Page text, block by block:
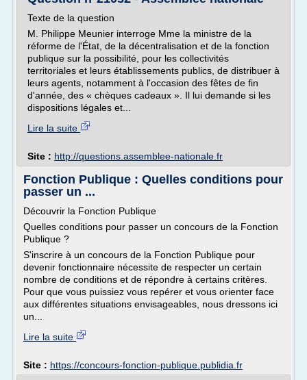
Texte de la question
M. Philippe Meunier interroge Mme la ministre de la
réforme de l'État, de la décentralisation et de la fonction
publique sur la possibilité, pour les collectivités
territoriales et leurs établissements publics, de distribuer à
leurs agents, notamment à l'occasion des fêtes de fin
d'année, des « chèques cadeaux ». Il lui demande si les
dispositions légales et...
Lire la suite
Site : http://questions.assemblee-nationale.fr
Fonction Publique : Quelles conditions pour
passer un ...
Découvrir la Fonction Publique
Quelles conditions pour passer un concours de la Fonction
Publique ?
S'inscrire à un concours de la Fonction Publique pour
devenir fonctionnaire nécessite de respecter un certain
nombre de conditions et de répondre à certains critères.
Pour que vous puissiez vous repérer et vous orienter face
aux différentes situations envisageables, nous dressons ici
un...
Lire la suite
Site : https://concours-fonction-publique.publidia.fr